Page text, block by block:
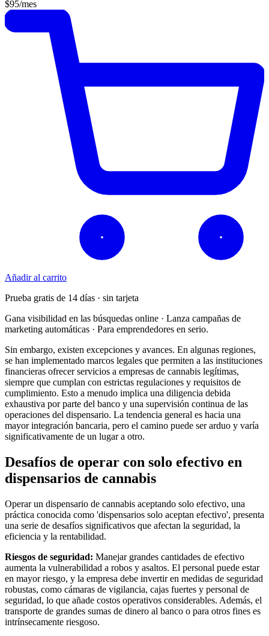
$95/mes
Añadir al carrito
Prueba gratis de 14 días · sin tarjeta
Gana visibilidad en las búsquedas online · Lanza campañas de
marketing automáticas · Para emprendedores en serio.
Sin embargo, existen excepciones y avances. En algunas regiones,
se han implementado marcos legales que permiten a las instituciones
financieras ofrecer servicios a empresas de cannabis legítimas,
siempre que cumplan con estrictas regulaciones y requisitos de
cumplimiento. Esto a menudo implica una diligencia debida
exhaustiva por parte del banco y una supervisión continua de las
operaciones del dispensario. La tendencia general es hacia una
mayor integración bancaria, pero el camino puede ser arduo y varía
significativamente de un lugar a otro.
Desafíos de operar con solo efectivo en
dispensarios de cannabis
Operar un dispensario de cannabis aceptando solo efectivo, una
práctica conocida como 'dispensarios solo aceptan efectivo', presenta
una serie de desafíos significativos que afectan la seguridad, la
eficiencia y la rentabilidad.
Riesgos de seguridad: Manejar grandes cantidades de efectivo
aumenta la vulnerabilidad a robos y asaltos. El personal puede estar
en mayor riesgo, y la empresa debe invertir en medidas de seguridad
robustas, como cámaras de vigilancia, cajas fuertes y personal de
seguridad, lo que añade costos operativos considerables. Además, el
transporte de grandes sumas de dinero al banco o para otros fines es
intrínsecamente riesgoso.